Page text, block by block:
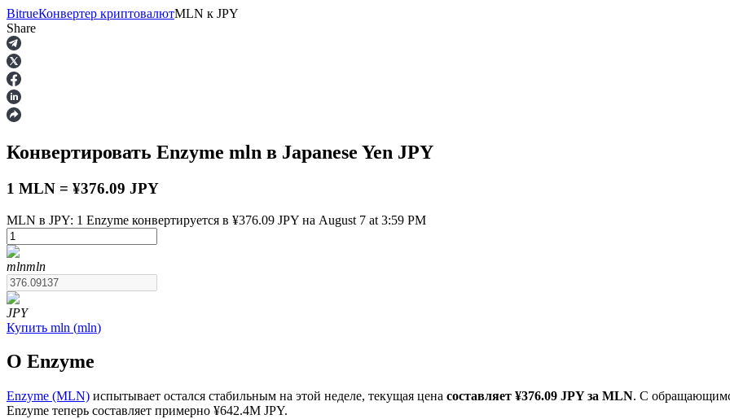
Фьючерсы
USDT-фьючерсы
Фьючерсы с использованием USDT в качестве обеспечения
BitrueКонвертер криптовалютMLN к JPY
Share
Конвертировать Enzyme mln в Japanese Yen JPY
1 MLN = ¥376.09 JPY
MLN в JPY: 1 Enzyme конвертируется в ¥376.09 JPY на August 7 at 3:59 PM
mlnmln
JPY
Купить mln (mln)
О Enzyme
Enzyme (MLN) испытывает остался стабильным на этой неделе, текущая цена составляет ¥376.09 JPY за MLN. С
Enzyme теперь составляет примерно ¥642.4M JPY.